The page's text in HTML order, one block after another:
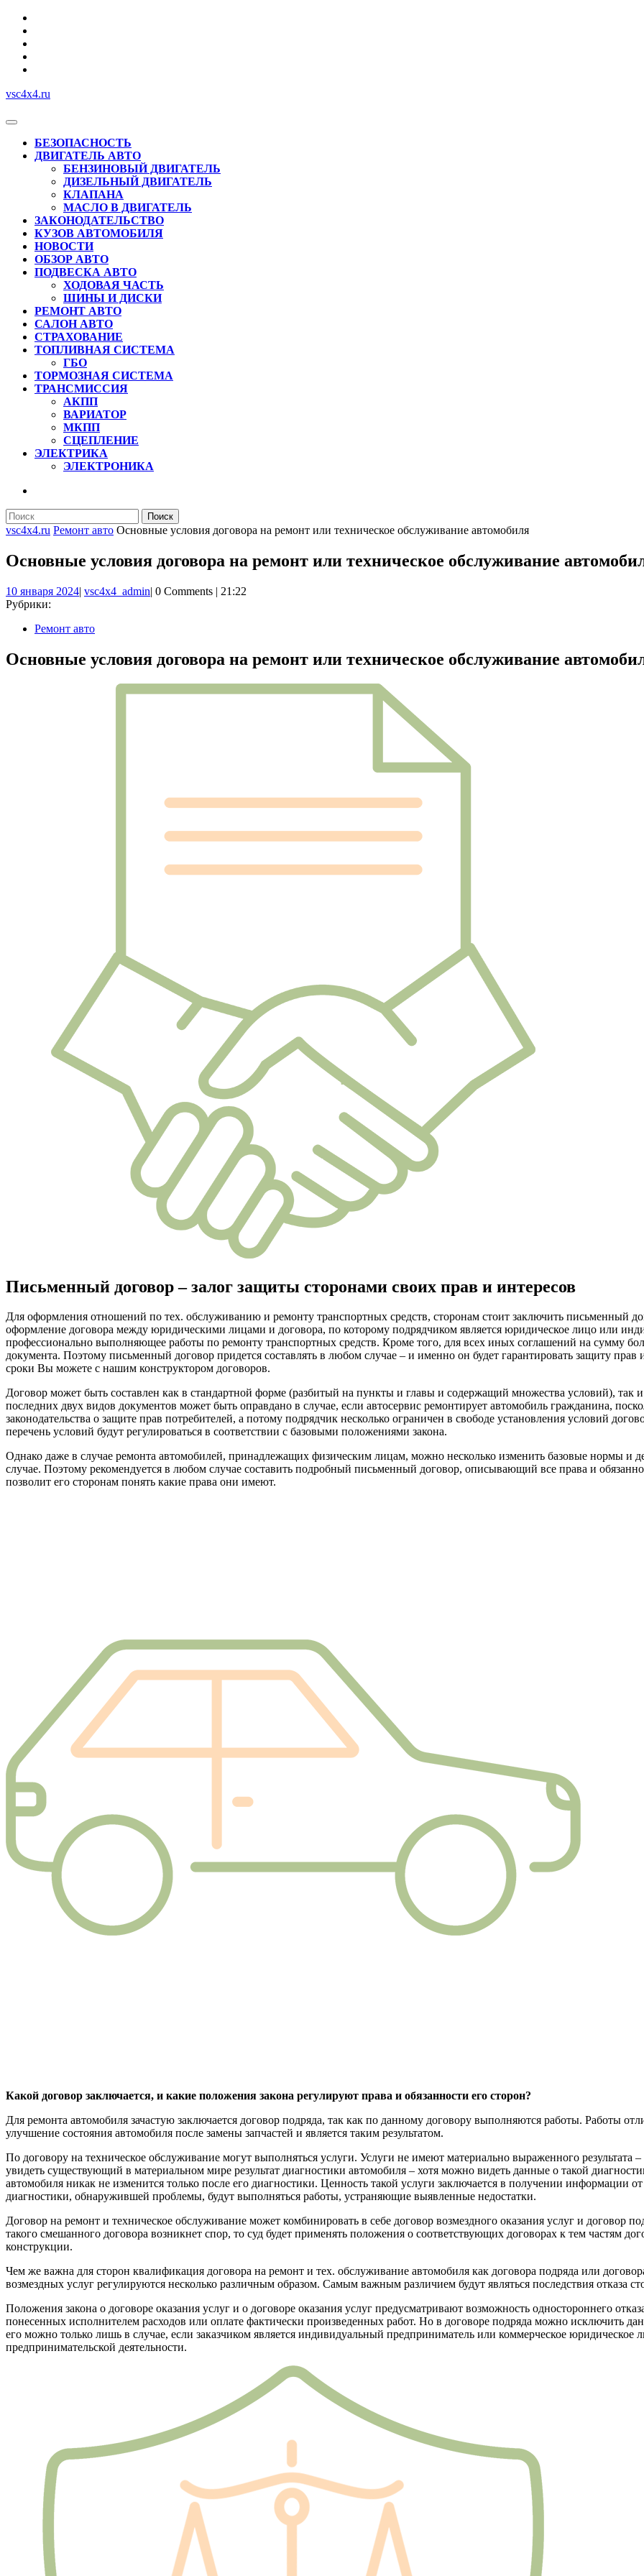
Перейти
содержимому
vsc4x4.ru
Кнопка
ОткрытьБЕЗОПАСНОСТЬ
ДВИГАТЕЛЬ АВТО
БЕНЗИНОВЫЙ ДВИГАТЕЛЬ
ДИЗЕЛЬНЫЙ ДВИГАТЕЛЬ
КЛАПАНА
МАСЛО В ДВИГАТЕЛЬ
ЗАКОНОДАТЕЛЬСТВО
КУЗОВ АВТОМОБИЛЯ
НОВОСТИ
ОБЗОР АВТО
ПОДВЕСКА АВТО
ХОДОВАЯ ЧАСТЬ
ШИНЫ И ДИСКИ
РЕМОНТ АВТО
САЛОН АВТО
СТРАХОВАНИЕ
ТОПЛИВНАЯ СИСТЕМА
ГБО
ТОРМОЗНАЯ СИСТЕМА
ТРАНСМИССИЯ
АКПП
ВАРИАТОР
МКПП
СЦЕПЛЕНИЕ
ЭЛЕКТРИКА
ЭЛЕКТРОНИКА
КНОПКА
Найти:
vsc4x4.ru Ремонт авто Основные условия договора на ремонт или техническое обслуживание автомобиля
Основные условия договора на ремонт или техническое обслуживание
10 января 202410
| vsc4x4_adminvsc4x4_admin
| 0 Comments | 21:22
Рубрики:
Ремонт авто
Основные условия договора на ремонт или техническое обслуживание
Письменный договор – залог защиты сторонами своих прав и интересов
Для оформления отношений по тех. обслуживанию и ремонту транспортных средств, сторонам стоит заключить письменный
оформление договора между юридическими лицами и договора, по которому подрядчиком является юридическое лицо или
профессионально выполняющее работы по ремонту транспортных средств. Кроме того, для всех иных соглашений на сумму
документа. Поэтому письменный договор придется составлять в любом случае – и именно он будет гарантировать защиту прав
сроки Вы можете с нашим конструктором договоров.
Договор может быть составлен как в стандартной форме (разбитый на пункты и главы и содержащий множества условий), так
последних двух видов документов может быть оправдано в случае, если автосервис ремонтирует автомобиль гражданина,
законодательства о защите прав потребителей, а потому подрядчик несколько ограничен в свободе установления условий
перечень условий будут регулироваться в соответствии с базовыми положениями закона.
Однако даже в случае ремонта автомобилей, принадлежащих физическим лицам, можно несколько изменить базовые нормы и
случае. Поэтому рекомендуется в любом случае составить подробный письменный договор, описывающий все права и
позволит его сторонам понять какие права они имеют.
Какой договор заключается, и какие положения закона регулируют права и обязанности его сторон?
Для ремонта автомобиля зачастую заключается договор подряда, так как по данному договору выполняются работы. Работы
улучшение состояния автомобиля после замены запчастей и является таким результатом.
По договору на техническое обслуживание могут выполняться услуги. Услуги не имеют материально выраженного
увидеть существующий в материальном мире результат диагностики автомобиля – хотя можно видеть данные о такой
автомобиля никак не изменится только после его диагностики. Ценность такой услуги заключается в получении
диагностики, обнаружившей проблемы, будут выполняться работы, устраняющие выявленные недостатки.
Договор на ремонт и техническое обслуживание может комбинировать в себе договор возмездного оказания услуг и договор
такого смешанного договора возникнет спор, то суд будет применять положения о соответствующих договорах к тем частям
конструкции.
Чем же важна для сторон квалификация договора на ремонт и тех. обслуживание автомобиля как договора подряда или
возмездных услуг регулируются несколько различным образом. Самым важным различием будут являться последствия отказа
Положения закона о договоре оказания услуг и о договоре оказания услуг предусматривают возможность одностороннего
понесенных исполнителем расходов или оплате фактически произведенных работ. Но в договоре подряда можно исключить
его можно только лишь в случае, если заказчиком является индивидуальный предприниматель или коммерческое юридическое
предпринимательской деятельности.